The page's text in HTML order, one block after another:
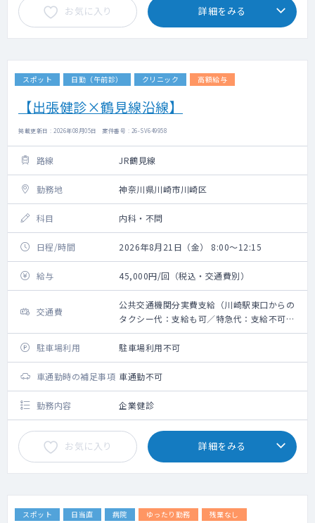
お気に入り 詳細をみる
スポット 日勤（午前診） クリニック 高額給与
【出張健診×鶴見線沿線】
掲載更新日 : 2026年08月05日 案件番号 : 26-SV649958
路線 JR鶴見線
勤務地 神奈川県川崎市川崎区
科目 内科・不問
日程/時間 2026年8月21日（金） 8:00～12:15
給与 45,000円/回（税込・交通費別）
交通費
公共交通機関分実費支給（川崎駅東口からの
タクシー代：支給も可／特急代：支給不可）
※上限10,000円
駐車場利用
駐車場利用不可
車通勤時の補足事項 車通勤不可
勤務内容 企業健診
お気に入り 詳細をみる
スポット 日当直 病院 ゆったり勤務
残業なし